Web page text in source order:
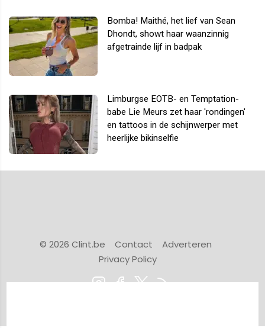
Bomba! Maithé, het lief van Sean
Dhondt, showt haar waanzinnig
afgetrainde lijf in badpak
Limburgse EOTB- en Temptation-
babe Lie Meurs zet haar 'rondingen'
en tattoos in de schijnwerper met
heerlijke bikinselfie
© 2026 Clint.be Contact
Adverteren
Privacy Policy